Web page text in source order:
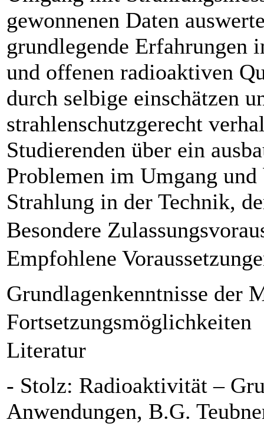
gewonnenen Daten
grundlegende Erfahrungen
und offenen radioaktiven
durch selbige einschätzen
strahlenschutzgerecht
Studierenden über ein
Problemen im Umgang
Strahlung in der Technik,
Besondere
Empfohlene
Grundlagenkenntnisse der
Fortsetzungsmöglichkeiten
Literatur
- Stolz: Radioaktivität –
Anwendungen, B.G.